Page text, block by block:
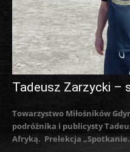
Tadeusz Zarzycki –
Towarzystwo Miłośników
podróżnika i publicysty
Afryką. Prelekcja